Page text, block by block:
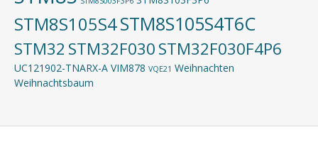
STM8S105S4STM8S105S4T6C
STM32 STM32F030STM32F030F4P6
UC121902-TNARX-A VIM878 VQE21 Weihnachten
Weihnachtsbaum